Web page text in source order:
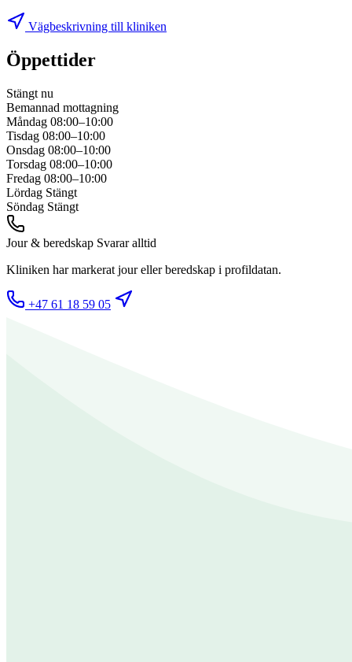
Vägbeskrivning till kliniken
Öppettider
Stängt nu
Bemannad mottagning
Måndag 08:00–10:00
Tisdag 08:00–10:00
Onsdag 08:00–10:00
Torsdag 08:00–10:00
Fredag 08:00–10:00
Lördag Stängt
Söndag Stängt
Jour & beredskap Svarar alltid
Kliniken har markerat jour eller beredskap i profildatan.
+47 61 18 59 05